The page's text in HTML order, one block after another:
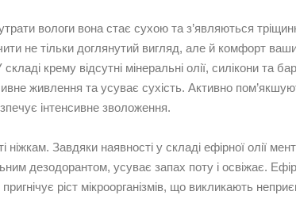
вологи вона стає сухою та з’являються
не тільки доглянутий вигляд, але й комфорт
крему відсутні мінеральні олії, силікони та
живлення та усуває сухість. Активно
інтенсивне зволоження.
Завдяки наявності у складі ефірної олії
дезодорантом, усуває запах поту і освіжає.
ріст мікроорганізмів, що викликають